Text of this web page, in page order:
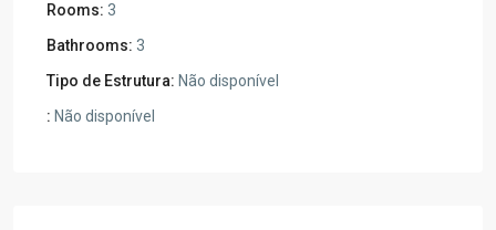
Rooms: 3
Bathrooms: 3
Tipo de Estrutura: Não disponível
: Não disponível